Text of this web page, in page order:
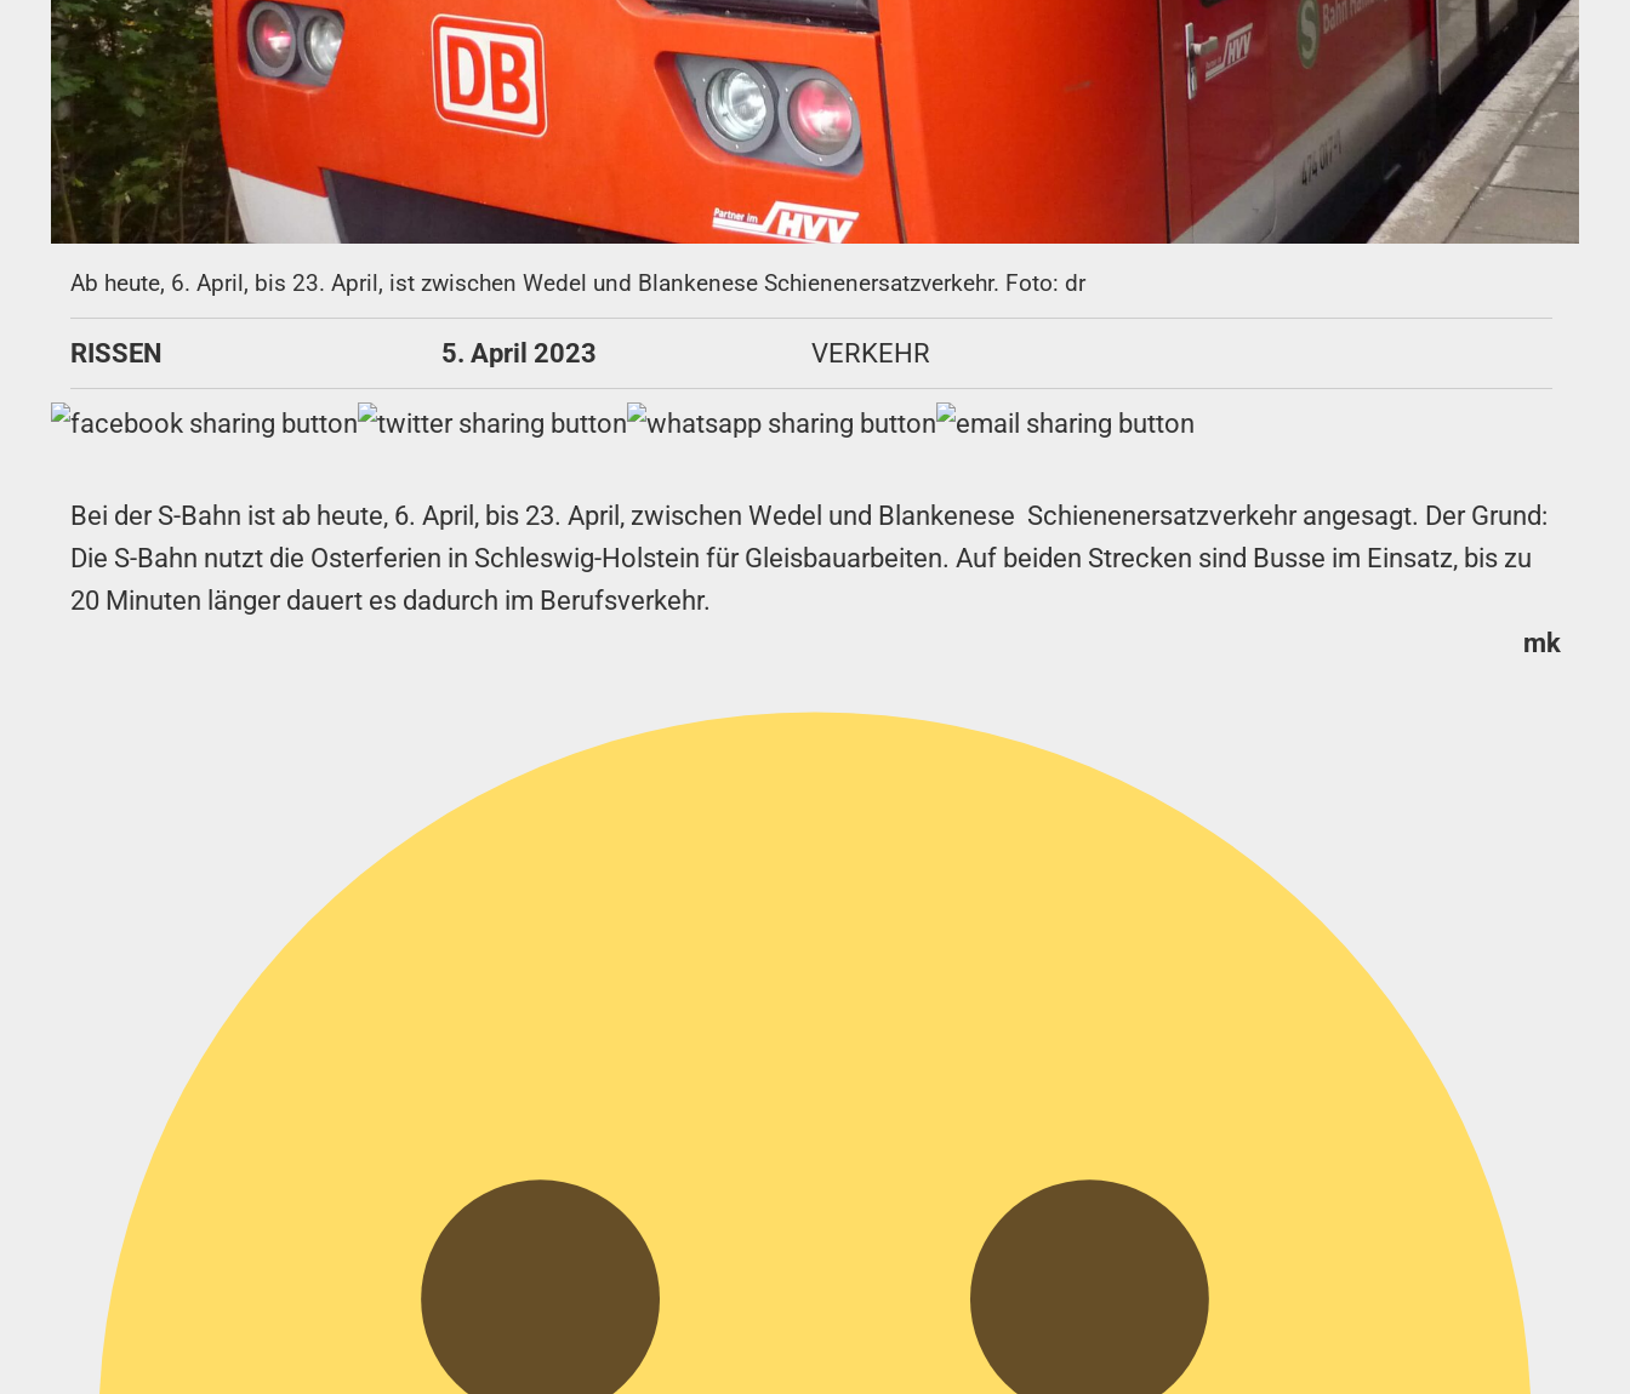
Ab heute, 6. April, bis 23. April, ist zwischen Wedel und Blankenese Schienenersatzverkehr. Foto: dr
RISSEN 5. April 2023 VERKEHR
Bei der S-Bahn ist ab heute, 6. April, bis 23. April, zwischen Wedel und Blankenese Schienenersatzverkehr angesagt. Der Grund:
Die S-Bahn nutzt die Osterferien in Schleswig-Holstein für Gleisbauarbeiten. Auf beiden Strecken sind Busse im Einsatz, bis zu
20 Minuten länger dauert es dadurch im Berufsverkehr.
mk